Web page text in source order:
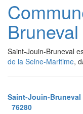
Bruneval
Saint-Jouin-Bruneval
de la Seine-Maritime,
Saint-Jouin-Bruneval
76280